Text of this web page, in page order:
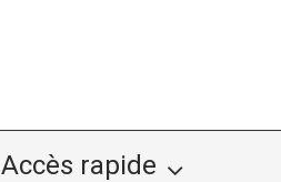
Accès rapide